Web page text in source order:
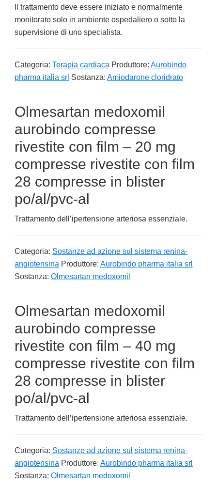
Il trattamento deve essere iniziato e normalmente
monitorato solo in ambiente ospedaliero o sotto la
supervisione di uno specialista.
Categoria: Terapia cardiaca Produttore: Aurobindo
pharma italia srl Sostanza: Amiodarone cloridrato
Olmesartan medoxomil
aurobindo compresse
rivestite con film – 20 mg
compresse rivestite con film
28 compresse in blister
po/al/pvc-al
Trattamento dell’ipertensione arteriosa essenziale.
Categoria: Sostanze ad azione sul sistema renina-
angiotensina Produttore: Aurobindo pharma italia srl
Sostanza: Olmesartan medoxomil
Olmesartan medoxomil
aurobindo compresse
rivestite con film – 40 mg
compresse rivestite con film
28 compresse in blister
po/al/pvc-al
Trattamento dell’ipertensione arteriosa essenziale.
Categoria: Sostanze ad azione sul sistema renina-
angiotensina Produttore: Aurobindo pharma italia srl
Sostanza: Olmesartan medoxomil